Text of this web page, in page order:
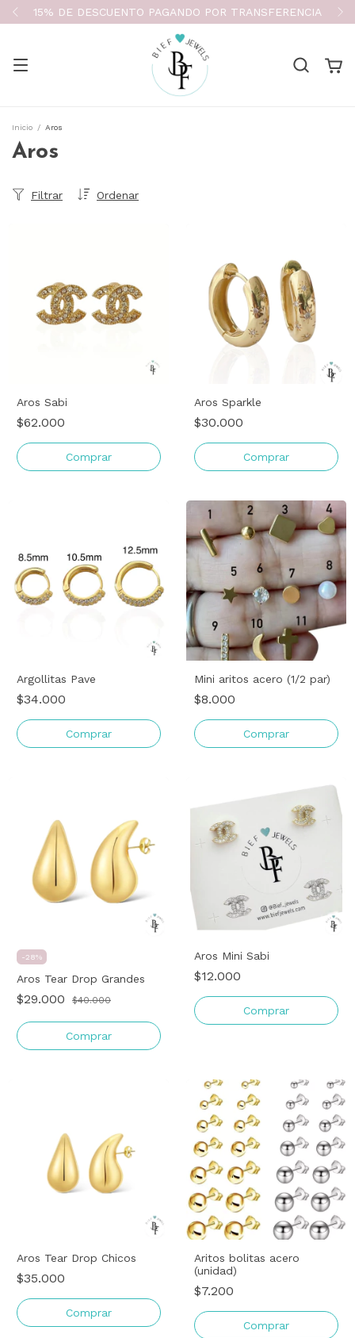
15% DE DESCUENTO PAGANDO POR TRANSFERENCIA
Inicio / Aros
Aros
Ordenar
Filtrar
Aros Sabi
$62.000
Comprar
Aros Sparkle
$30.000
Comprar
Argollitas Pave
$34.000
Comprar
Mini aritos acero (1/2 par)
$8.000
Comprar
-28%
Aros Tear Drop Grandes
$29.000 $40.000
Comprar
Aros Mini Sabi
$12.000
Comprar
Aros Tear Drop Chicos
$35.000
Comprar
Aritos bolitas acero
(unidad)
$7.200
Comprar